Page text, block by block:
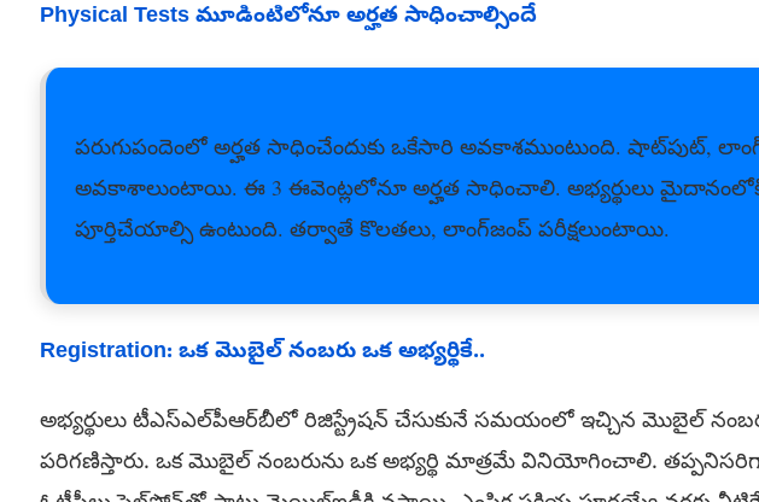
Physical Tests మూడింటిలోనూ అర్హత సాధించాల్సిందే
పరుగుపందెంలో అర్హత సాధించేందుకు ఒకేసారి అవకాశముంటుంది. షాట్‌పుట్‌,
అవకాశాలుంటాయి. ఈ 3 ఈవెంట్లలోనూ అర్హత సాధించాలి. అభ్యర్థులు మైదానంలోకి
పూర్తిచేయాల్సి ఉంటుంది. తర్వాతే కొలతలు, లాంగ్‌జంప్‌ పరీక్షలుంటాయి.
Registration: ఒక మొబైల్‌ నంబరు ఒక అభ్యర్థికే..
అభ్యర్థులు టీఎస్‌ఎల్‌పీఆర్‌బీలో రిజిస్ట్రేషన్‌ చేసుకునే సమయంలో ఇచ్చిన మొబైల్‌
పరిగణిస్తారు. ఒక మొబైల్‌ నంబరును ఒక అభ్యర్థి మాత్రమే వినియోగించాలి.